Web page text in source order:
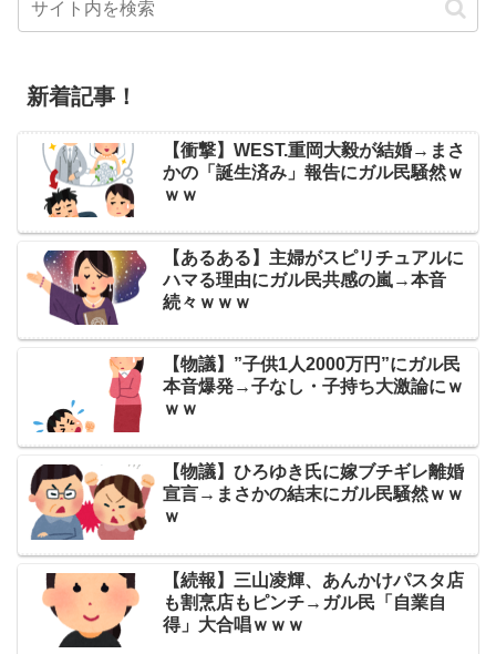
新着記事！
【衝撃】WEST.重岡大毅が結婚→まさ
かの「誕生済み」報告にガル民騒然ｗ
ｗｗ
【あるある】主婦がスピリチュアルに
ハマる理由にガル民共感の嵐→本音
続々ｗｗｗ
【物議】”子供1人2000万円”にガル民
本音爆発→子なし・子持ち大激論にｗ
ｗｗ
【物議】ひろゆき氏に嫁ブチギレ離婚
宣言→まさかの結末にガル民騒然ｗｗ
ｗ
【続報】三山凌輝、あんかけパスタ店
も割烹店もピンチ→ガル民「自業自
得」大合唱ｗｗｗ